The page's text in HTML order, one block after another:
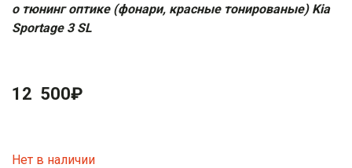
о тюнинг оптике (фонари, красные тонированые) Kia
Sportage 3 SL
12 500₽
Нет в наличии